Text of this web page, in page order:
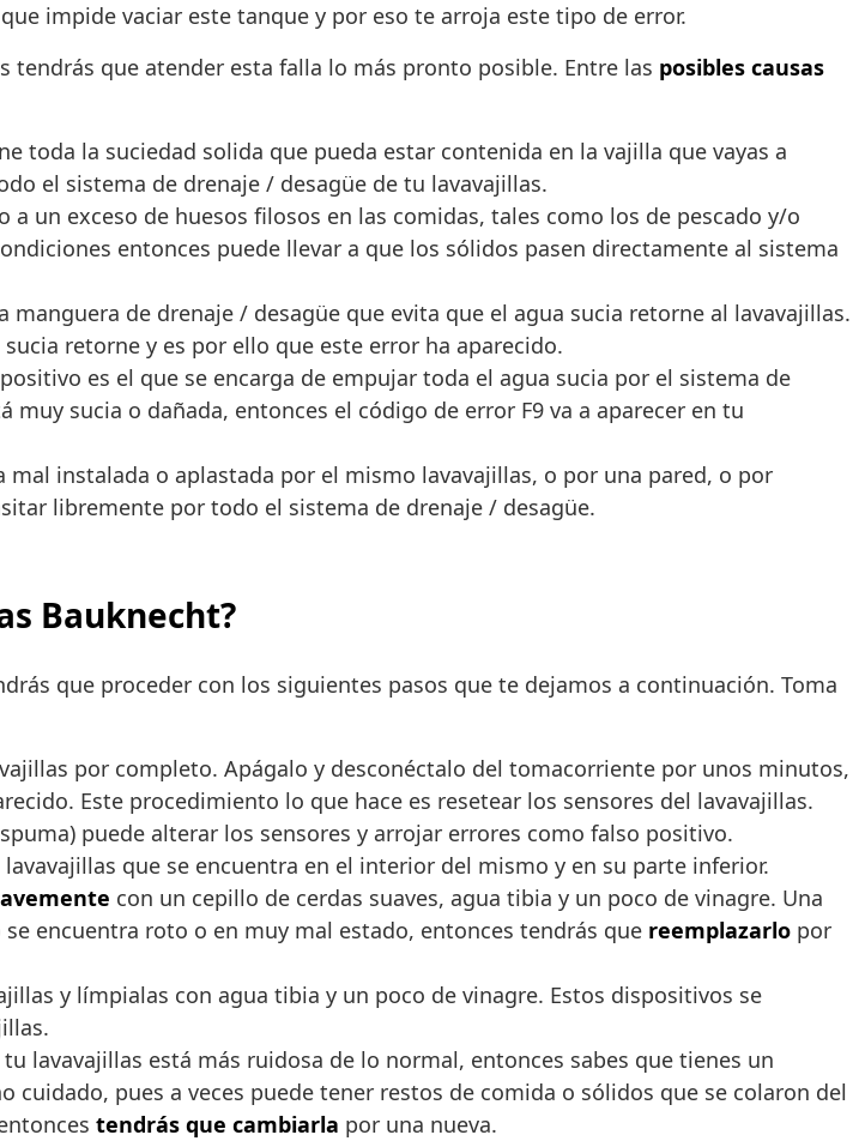
impide vaciar este tanque y por eso te arroja este tipo de error.
que atender esta falla lo más pronto posible. Entre las posibles causas
toda la suciedad solida que pueda estar contenida en la vajilla que vayas a
el sistema de drenaje / desagüe de tu lavavajillas.
un exceso de huesos filosos en las comidas, tales como los de pescado y/o
entonces puede llevar a que los sólidos pasen directamente al sistema
manguera de drenaje / desagüe que evita que el agua sucia retorne al lavavajillas.
retorne y es por ello que este error ha aparecido.
es el que se encarga de empujar toda el agua sucia por el sistema de
sucia o dañada, entonces el código de error F9 va a aparecer en tu
mal instalada o aplastada por el mismo lavavajillas, o por una pared, o por
libremente por todo el sistema de drenaje / desagüe.
Bauknecht?
que proceder con los siguientes pasos que te dejamos a continuación. Toma
por completo. Apágalo y desconéctalo del tomacorriente por unos minutos,
Este procedimiento lo que hace es resetear los sensores del lavavajillas.
puede alterar los sensores y arrojar errores como falso positivo.
que se encuentra en el interior del mismo y en su parte inferior.
con un cepillo de cerdas suaves, agua tibia y un poco de vinagre. Una
encuentra roto o en muy mal estado, entonces tendrás que reemplazarlo por
y límpialas con agua tibia y un poco de vinagre. Estos dispositivos se
lavavajillas está más ruidosa de lo normal, entonces sabes que tienes un
pues a veces puede tener restos de comida o sólidos que se colaron del
tendrás que cambiarla por una nueva.